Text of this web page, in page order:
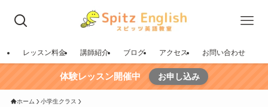
レッスン料金 講師紹介 ブログ アクセス お問い合わせ
体験レッスン開催中 お申し込み
ホーム 小学生クラス